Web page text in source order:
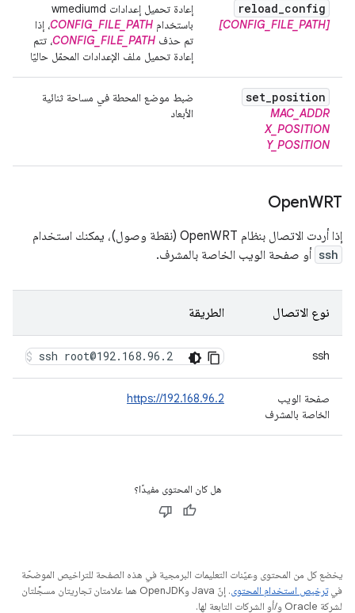
reload_config
[CONFIG_FILE_PATH]
إعادة تحميل إعدادات wmediumd
باستخدام CONFIG_FILE_PATH، إذا
تم حذف CONFIG_FILE_PATH، تتم
إعادة تحميل ملف الإعدادات المحمّل حاليًا
set_position
MAC_ADDR
X_POSITION
Y_POSITION
ضبط موضع المحطة في مساحة ثنائية
الأبعاد
OpenWRT
إذا أردت الاتصال بنظام OpenWRT (نقطة وصول)، يمكنك استخدام
ssh أو صفحة الويب الخاصة بالمشرف.
نوع الاتصال الطريقة
ssh
ssh root@192.168.96.2
صفحة الويب
الخاصة بالمشرف
https://192.168.96.2
هل كان المحتوى مفيدًا؟
يخضع كل من المحتوى وعيّنات التعليمات البرمجية في هذه الصفحة للتراخيص الموضحّة
فيترخيص استخدام المحتوى
. إنّ Java وOpenJDK هما علامتان تجاريتان مسجَّلتان
لشركة Oracle و/أو الشركات التابعة لها.